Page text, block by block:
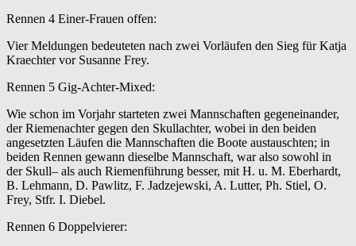
Rennen 4 Einer-Frauen offen:
Vier Meldungen bedeuteten nach zwei Vorläufen den Sieg für Katja
Kraechter vor Susanne Frey.
Rennen 5 Gig-Achter-Mixed:
Wie schon im Vorjahr starteten zwei Mannschaften gegeneinander,
der Riemenachter gegen den Skullachter, wobei in den beiden
angesetzten Läufen die Mannschaften die Boote austauschten; in
beiden Rennen gewann dieselbe Mannschaft, war also sowohl in
der Skull– als auch Riemenführung besser, mit H. u. M. Eberhardt,
B. Lehmann, D. Pawlitz, F. Jadzejewski, A. Lutter, Ph. Stiel, O.
Frey, Stfr. I. Diebel.
Rennen 6 Doppelvierer: